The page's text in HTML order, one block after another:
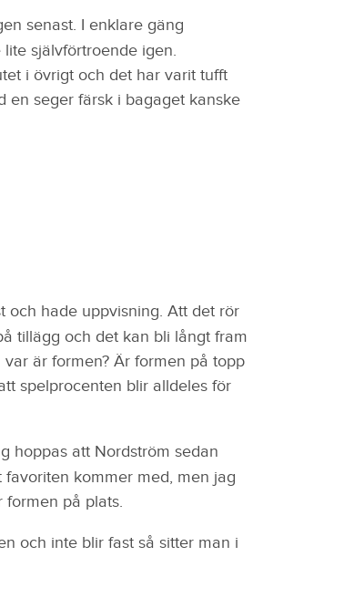
senast. I enklare gäng
självförtroende igen.
i övrigt och det har varit tufft
en seger färsk i bagaget kanske
och hade uppvisning. Att det rör
tillägg och det kan bli långt fram
är formen? Är formen på topp
spelprocenten blir alldeles för
hoppas att Nordström sedan
kommer med, men jag
på plats.
och inte blir fast så sitter man i